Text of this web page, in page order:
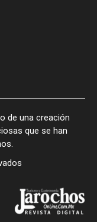
de una creación
que se han